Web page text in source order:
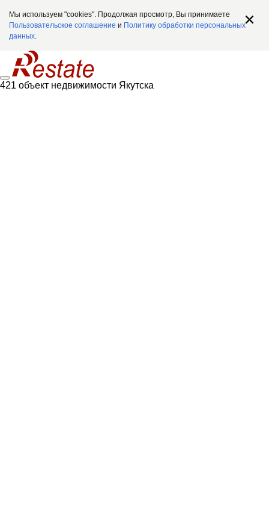
Мы используем "cookies". Продолжая просмотр, Вы принимаете
Пользовательское соглашение и Политику обработки персональных
данных.
421 объект недвижимости Якутска